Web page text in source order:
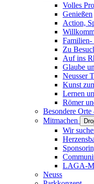
Volles
Genießen
Action,
Familien-
Zu
Auf ins
Glaube
Neusser
Kunst
Lernen
Römer
Besondere
Mitmachen
Wir
LAGA-
Neuss